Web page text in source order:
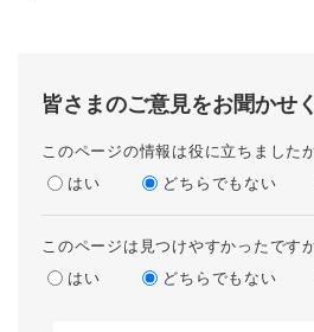
皆さまのご意見をお聞かせ
このページの情報は役に立ちました
はい
どちらでもない
このページは見つけやすかったです
はい
どちらでもない